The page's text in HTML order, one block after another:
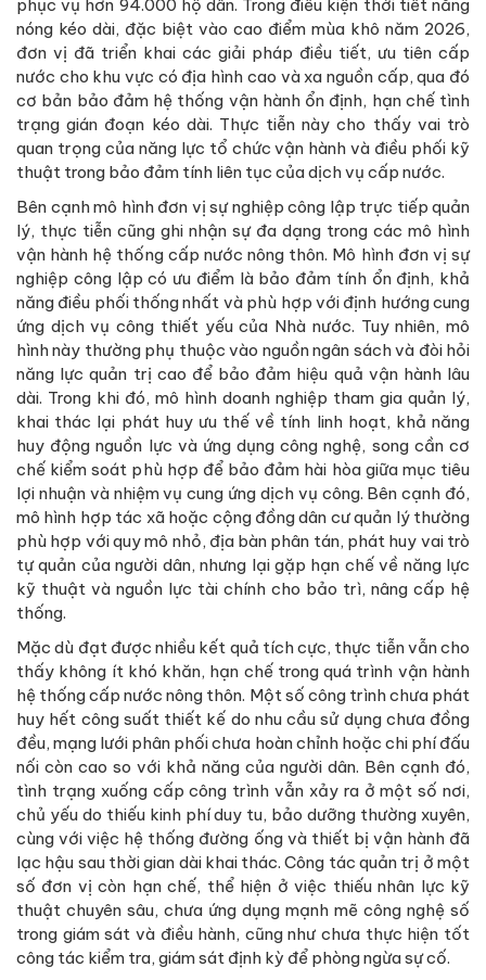
phục vụ hơn 94.000 hộ dân. Trong điều kiện thời tiết nắng
nóng kéo dài, đặc biệt vào cao điểm mùa khô năm 2026,
đơn vị đã triển khai các giải pháp điều tiết, ưu tiên cấp
nước cho khu vực có địa hình cao và xa nguồn cấp, qua đó
cơ bản bảo đảm hệ thống vận hành ổn định, hạn chế tình
trạng gián đoạn kéo dài. Thực tiễn này cho thấy vai trò
quan trọng của năng lực tổ chức vận hành và điều phối kỹ
thuật trong bảo đảm tính liên tục của dịch vụ cấp nước.
Bên cạnh mô hình đơn vị sự nghiệp công lập trực tiếp quản
lý, thực tiễn cũng ghi nhận sự đa dạng trong các mô hình
vận hành hệ thống cấp nước nông thôn. Mô hình đơn vị sự
nghiệp công lập có ưu điểm là bảo đảm tính ổn định, khả
năng điều phối thống nhất và phù hợp với định hướng cung
ứng dịch vụ công thiết yếu của Nhà nước. Tuy nhiên, mô
hình này thường phụ thuộc vào nguồn ngân sách và đòi hỏi
năng lực quản trị cao để bảo đảm hiệu quả vận hành lâu
dài. Trong khi đó, mô hình doanh nghiệp tham gia quản lý,
khai thác lại phát huy ưu thế về tính linh hoạt, khả năng
huy động nguồn lực và ứng dụng công nghệ, song cần cơ
chế kiểm soát phù hợp để bảo đảm hài hòa giữa mục tiêu
lợi nhuận và nhiệm vụ cung ứng dịch vụ công. Bên cạnh đó,
mô hình hợp tác xã hoặc cộng đồng dân cư quản lý thường
phù hợp với quy mô nhỏ, địa bàn phân tán, phát huy vai trò
tự quản của người dân, nhưng lại gặp hạn chế về năng lực
kỹ thuật và nguồn lực tài chính cho bảo trì, nâng cấp hệ
thống.
Mặc dù đạt được nhiều kết quả tích cực, thực tiễn vẫn cho
thấy không ít khó khăn, hạn chế trong quá trình vận hành
hệ thống cấp nước nông thôn. Một số công trình chưa phát
huy hết công suất thiết kế do nhu cầu sử dụng chưa đồng
đều, mạng lưới phân phối chưa hoàn chỉnh hoặc chi phí đấu
nối còn cao so với khả năng của người dân. Bên cạnh đó,
tình trạng xuống cấp công trình vẫn xảy ra ở một số nơi,
chủ yếu do thiếu kinh phí duy tu, bảo dưỡng thường xuyên,
cùng với việc hệ thống đường ống và thiết bị vận hành đã
lạc hậu sau thời gian dài khai thác. Công tác quản trị ở một
số đơn vị còn hạn chế, thể hiện ở việc thiếu nhân lực kỹ
thuật chuyên sâu, chưa ứng dụng mạnh mẽ công nghệ số
trong giám sát và điều hành, cũng như chưa thực hiện tốt
công tác kiểm tra, giám sát định kỳ để phòng ngừa sự cố.